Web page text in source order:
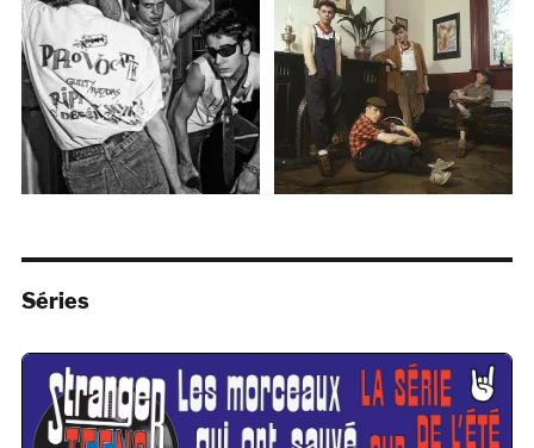
Séries